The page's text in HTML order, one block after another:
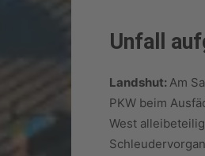
Unfall
Landshut: Am
PKW beim
West